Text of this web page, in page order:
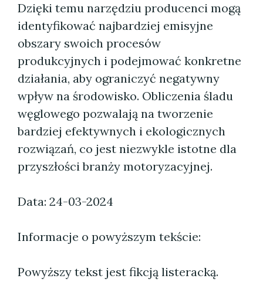
Dzięki temu narzędziu producenci mogą
identyfikować najbardziej emisyjne
obszary swoich procesów
produkcyjnych i podejmować konkretne
działania, aby ograniczyć negatywny
wpływ na środowisko. Obliczenia śladu
węglowego pozwalają na tworzenie
bardziej efektywnych i ekologicznych
rozwiązań, co jest niezwykle istotne dla
przyszłości branży motoryzacyjnej.
Data: 24-03-2024
Informacje o powyższym tekście:
Powyższy tekst jest fikcją listeracką.